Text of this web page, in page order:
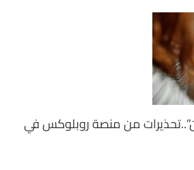
من منصة روبلوكس في